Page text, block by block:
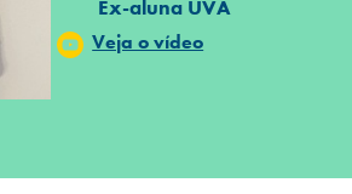
Ex-aluna UVA
Veja o vídeo